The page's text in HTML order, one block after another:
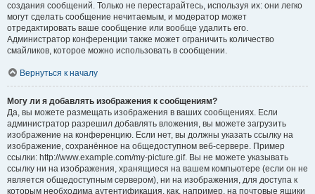
создания сообщений. Только не перестарайтесь, используя их: они легко
могут сделать сообщение нечитаемым, и модератор может
отредактировать ваше сообщение или вообще удалить его.
Администратор конференции также может ограничить количество
смайликов, которое можно использовать в сообщении.
Вернуться к началу
Могу ли я добавлять изображения к сообщениям?
Да, вы можете размещать изображения в ваших сообщениях. Если
администратор разрешил добавлять вложения, вы можете загрузить
изображение на конференцию. Если нет, вы должны указать ссылку на
изображение, сохранённое на общедоступном веб-сервере. Пример
ссылки: http://www.example.com/my-picture.gif. Вы не можете указывать
ссылку ни на изображения, хранящиеся на вашем компьютере (если он не
является общедоступным сервером), ни на изображения, для доступа к
которым необходима аутентификация, как, например, на почтовые ящики